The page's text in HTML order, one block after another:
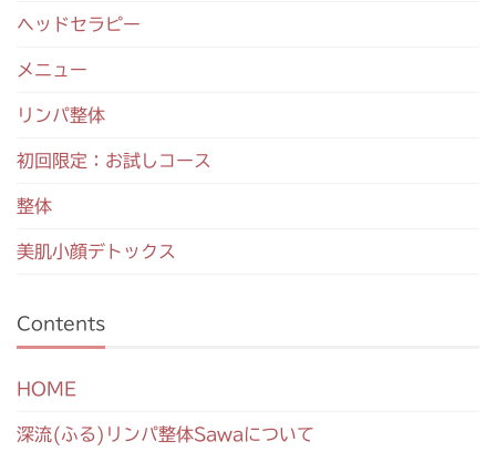
ヘッドセラピー
メニュー
リンパ整体
初回限定：お試しコース
整体
美肌小顔デトックス
Contents
HOME
深流(ふる)リンパ整体Sawaについて